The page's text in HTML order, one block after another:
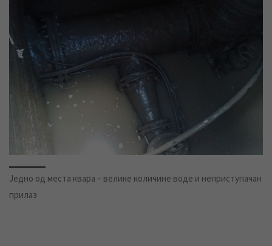
Једно од места квара – велике количине воде и неприступачан
прилаз